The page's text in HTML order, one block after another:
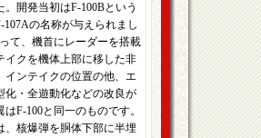
開発当初はF-100Bという
の名称が与えられまし
て、機首にレーダーを搭載
イクを機体上部に移した非
インテイクの位置の他、エ
化・全遊動化などの改良が
F-100と同一のものです。
、核爆弾を胴体下部に半埋